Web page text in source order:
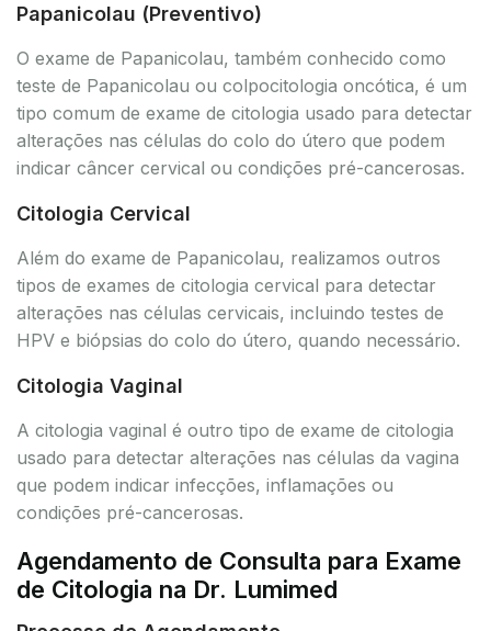
Papanicolau (Preventivo)
O exame de Papanicolau, também conhecido como
teste de Papanicolau ou colpocitologia oncótica, é um
tipo comum de exame de citologia usado para detectar
alterações nas células do colo do útero que podem
indicar câncer cervical ou condições pré-cancerosas.
Citologia Cervical
Além do exame de Papanicolau, realizamos outros
tipos de exames de citologia cervical para detectar
alterações nas células cervicais, incluindo testes de
HPV e biópsias do colo do útero, quando necessário.
Citologia Vaginal
A citologia vaginal é outro tipo de exame de citologia
usado para detectar alterações nas células da vagina
que podem indicar infecções, inflamações ou
condições pré-cancerosas.
Agendamento de Consulta para Exame
de Citologia na Dr. Lumimed